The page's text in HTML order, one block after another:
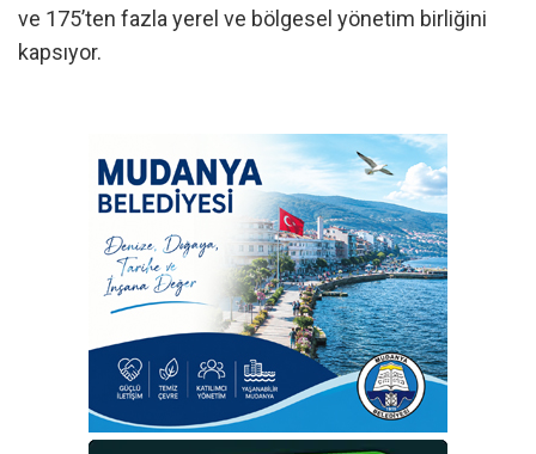
ve 175’ten fazla yerel ve bölgesel yönetim birliğini
kapsıyor.